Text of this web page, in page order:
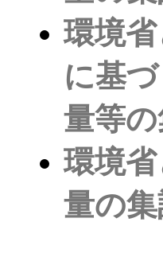
環境
に基
量等
環境
量の